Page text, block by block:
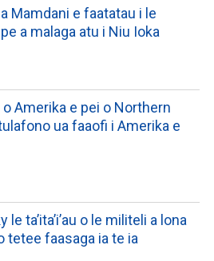
Mamdani e faatatau i le
a malaga atu i Niu Ioka
Amerika e pei o Northern
ua faaofi i Amerika e
ta’ita’i’au o le militeli a lona
tetee faasaga ia te ia